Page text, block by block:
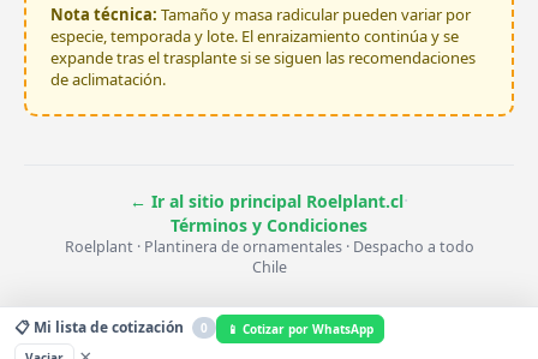
Nota técnica: Tamaño y masa radicular pueden variar por
especie, temporada y lote. El enraizamiento continúa y se
expande tras el trasplante si se siguen las recomendaciones
de aclimatación.
← Ir al sitio principal Roelplant.cl·
Términos y Condiciones
Roelplant · Plantinera de ornamentales · Despacho a todo
Chile
📋 Mi lista de cotización 0
📱 Cotizar por WhatsApp